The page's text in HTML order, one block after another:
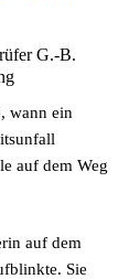
G.-B.
wann ein
auf dem Weg
auf dem
Sie